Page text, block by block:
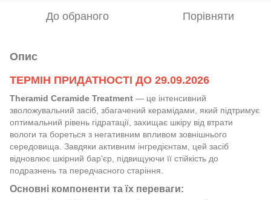
До обраного Порівняти
Опис
ТЕРМІН ПРИДАТНОСТІ ДО 29.09.2026
Theramid Ceramide Treatment — це інтенсивний
зволожувальний засіб, збагачений керамідами, який підтримує
оптимальний рівень гідратації, захищає шкіру від втрати
вологи та бореться з негативним впливом зовнішнього
середовища. Завдяки активним інгредієнтам, цей засіб
відновлює шкірний бар'єр, підвищуючи її стійкість до
подразнень та передчасного старіння.
Основні компоненти та їх переваги: